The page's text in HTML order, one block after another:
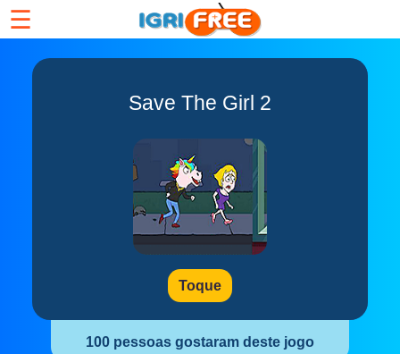
☰
Save The Girl 2
Toque
100 pessoas gostaram deste jogo